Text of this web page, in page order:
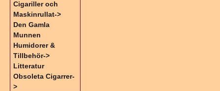
Cigariller och
Maskinrullat->
Den Gamla
Munnen
Humidorer &
Tillbehör->
Litteratur
Obsoleta Cigarrer-
>